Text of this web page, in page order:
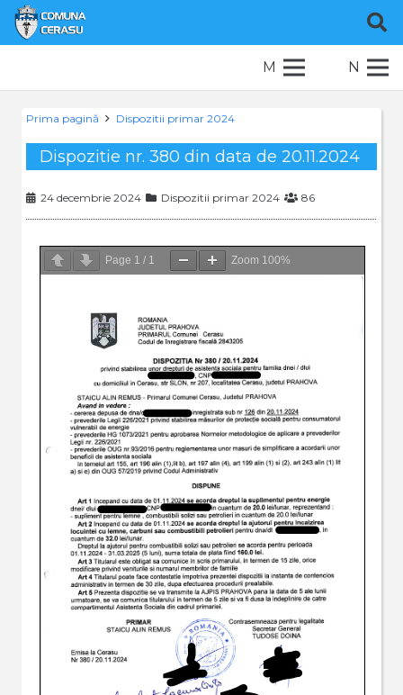
M N
Prima pagină Dispozitii primar 2024
Dispozitie nr. 380 din data de 20.11.2024
24 decembrie 2024 Dispozitii primar 2024 86
Page 1 / 1 Zoom 100%